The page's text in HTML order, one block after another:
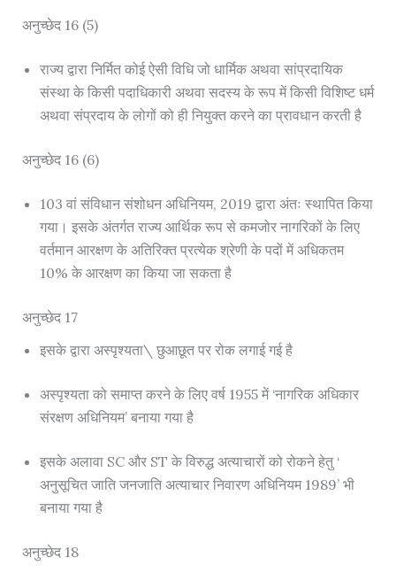
अनुच्छेद 16 (5)
राज्य द्वारा निर्मित कोई ऐसी विधि जो धार्मिक अथवा सांप्रदायिक
संस्था के किसी पदाधिकारी अथवा सदस्य के रूप में किसी विशिष्ट धर्म
अथवा संप्रदाय के लोगों को ही नियुक्त करने का प्रावधान करती है
अनुच्छेद 16 (6)
103 वां संविधान संशोधन अधिनियम, 2019 द्वारा अंतः स्थापित किया
गया। इसके अंतर्गत राज्य आर्थिक रूप से कमजोर नागरिकों के लिए
वर्तमान आरक्षण के अतिरिक्त प्रत्येक श्रेणी के पदों में अधिकतम
10% के आरक्षण का किया जा सकता है
अनुच्छेद 17
इसके द्वारा अस्पृश्यता\ छुआछूत पर रोक लगाई गई है
अस्पृश्यता को समाप्त करने के लिए वर्ष 1955 में ‘नागरिक अधिकार
संरक्षण अधिनियम’ बनाया गया है
इसके अलावा SC और ST के विरुद्ध अत्याचारों को रोकने हेतु ‘
अनुसूचित जाति जनजाति अत्याचार निवारण अधिनियम 1989’ भी
बनाया गया है
अनुच्छेद 18